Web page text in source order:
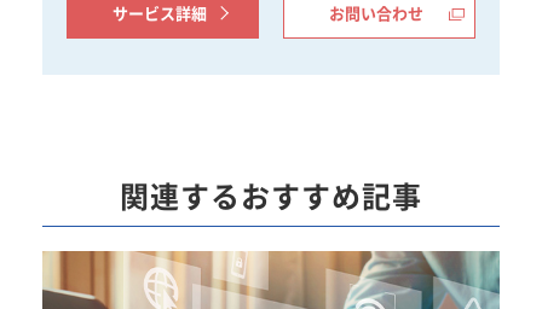
サービス詳細 お問い合わせ
関連するおすすめ記事